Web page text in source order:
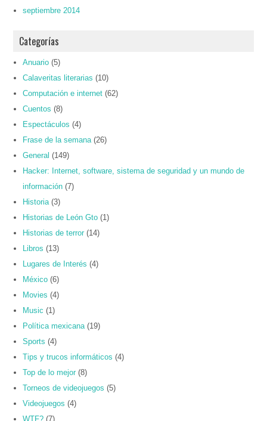
septiembre 2014
Categorías
Anuario (5)
Calaveritas literarias (10)
Computación e internet (62)
Cuentos (8)
Espectáculos (4)
Frase de la semana (26)
General (149)
Hacker: Internet, software, sistema de seguridad y un mundo de
información (7)
Historia (3)
Historias de León Gto (1)
Historias de terror (14)
Libros (13)
Lugares de Interés (4)
México (6)
Movies (4)
Music (1)
Política mexicana (19)
Sports (4)
Tips y trucos informáticos (4)
Top de lo mejor (8)
Torneos de videojuegos (5)
Videojuegos (4)
WTF? (7)